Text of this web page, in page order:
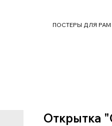
ПОСТЕРЫ ДЛЯ РАМ
Открытка